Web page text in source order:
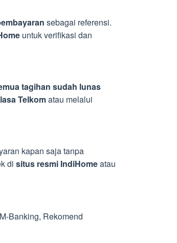
sebagai referensi.
untuk verifikasi dan
tagihan sudah lunas
Telkomatau melalui
kapan saja tanpa
di situs resmi IndiHomeatau
Banking, Rekomend